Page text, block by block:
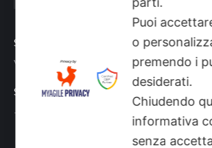
Sede
Via Busano, 56, Favria (TO)
Supporto Tecnico
+39 0124 34071
Puoi
o
premendo i
desiderati.
Chiudendo
informativa
senza